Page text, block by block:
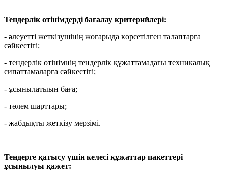
Тендерлік өтінімдерді бағалау критерийлері:
- әлеуетті жеткізушінің жоғарыда көрсетілген талаптарға
сәйкестігі;
- тендерлік өтінімнің тендерлік құжаттамадағы техникалық
сипаттамаларға сәйкестігі;
- ұсынылатыын баға;
- төлем шарттары;
- жабдықты жеткізу мерзімі.
Тендерге қатысу үшін келесі құжаттар пакеттері
ұсынылуы қажет: